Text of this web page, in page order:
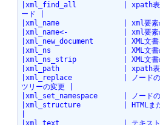
|xml_find_all           | xpath表現
ード |
|xml_name               | xml要素
|xml_name<-             | xml要素の
|xml_new_document       | XML文書
|xml_ns                 | XML文書の
|xml_ns_strip           | XML文書の
|xml_path               | xpath表現
|xml_replace            | ノードの挿
ツリーの変更 |
|xml_set_namespace      | ノードの
|xml_structure          | HTMLまたは